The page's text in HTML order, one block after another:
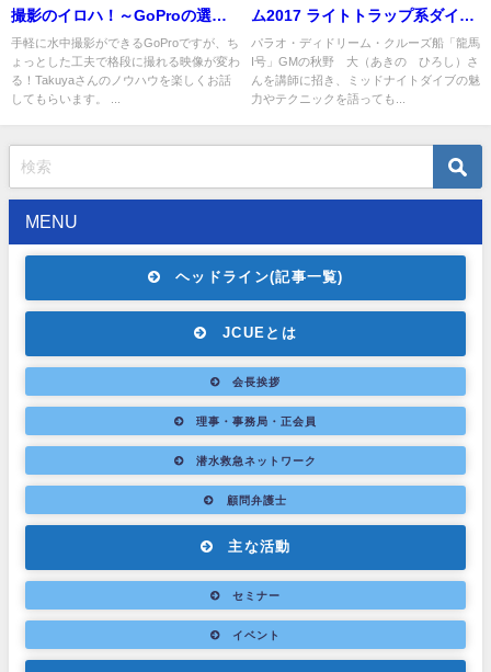
撮影のイロハ！～GoProの選び
方、水中撮影に必要なアクセサ
リーから撮影のコツまで基本編
～
手軽に水中撮影ができるGoProですが、ち
ょっとした工夫で格段に撮れる映像が変わ
る！Takuyaさんのノウハウを楽しくお話
してもらいます。 ...
ム2017 ライトトラップ系ダイビ
ングの面白さを探る 〜ガイドと
して語る「ミッドナイトダイブ
（MND）の魅力」〜
パラオ・ディドリーム・クルーズ船「龍馬
I号」GMの秋野 大（あきの ひろし）さ
んを講師に招き、ミッドナイトダイブの魅
力やテクニックを語っても...
MENU
ヘッドライン(記事一覧)
JCUEとは
会長挨拶
理事・事務局・正会員
潜水救急ネットワーク
顧問弁護士
主な活動
セミナー
イベント